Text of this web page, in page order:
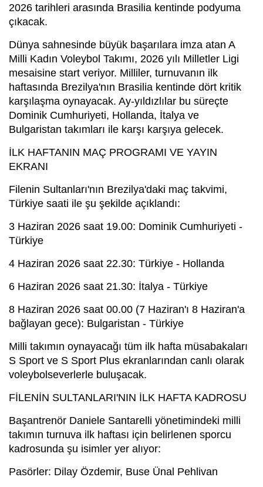
2026 tarihleri arasında Brasilia kentinde podyuma
çıkacak.
Dünya sahnesinde büyük başarılara imza atan A
Milli Kadın Voleybol Takımı, 2026 yılı Milletler Ligi
mesaisine start veriyor. Milliler, turnuvanın ilk
haftasında Brezilya'nın Brasilia kentinde dört kritik
karşılaşma oynayacak. Ay-yıldızlılar bu süreçte
Dominik Cumhuriyeti, Hollanda, İtalya ve
Bulgaristan takımları ile karşı karşıya gelecek.
İLK HAFTANIN MAÇ PROGRAMI VE YAYIN
EKRANI
Filenin Sultanları'nın Brezilya'daki maç takvimi,
Türkiye saati ile şu şekilde açıklandı:
3 Haziran 2026 saat 19.00: Dominik Cumhuriyeti -
Türkiye
4 Haziran 2026 saat 22.30: Türkiye - Hollanda
6 Haziran 2026 saat 21.30: İtalya - Türkiye
8 Haziran 2026 saat 00.00 (7 Haziran'ı 8 Haziran'a
bağlayan gece): Bulgaristan - Türkiye
Milli takımın oynayacağı tüm ilk hafta müsabakaları
S Sport ve S Sport Plus ekranlarından canlı olarak
voleybolseverlerle buluşacak.
FİLENİN SULTANLARI'NIN İLK HAFTA KADROSU
Başantrenör Daniele Santarelli yönetimindeki milli
takımın turnuva ilk haftası için belirlenen sporcu
kadrosunda şu isimler yer alıyor:
Pasörler: Dilay Özdemir, Buse Ünal Pehlivan